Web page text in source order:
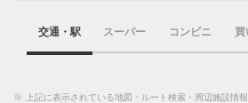
交通・駅 スーパー コンビニ 買
※
上記に表示されている地図・ルート検索・周辺施設情